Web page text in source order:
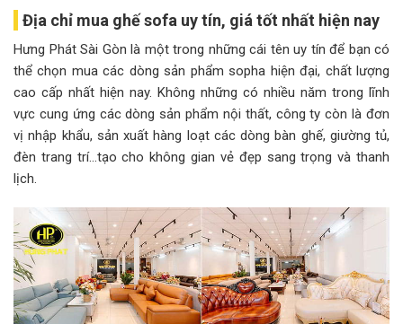
Địa chỉ mua ghế sofa uy tín, giá tốt nhất hiện nay
Hưng Phát Sài Gòn là một trong những cái tên uy tín để bạn có
thể chọn mua các dòng sản phẩm sopha hiện đại, chất lượng
cao cấp nhất hiện nay. Không những có nhiều năm trong lĩnh
vực cung ứng các dòng sản phẩm nội thất, công ty còn là đơn
vị nhập khẩu, sản xuất hàng loạt các dòng bàn ghế, giường tủ,
đèn trang trí…tạo cho không gian vẻ đẹp sang trọng và thanh
lịch.